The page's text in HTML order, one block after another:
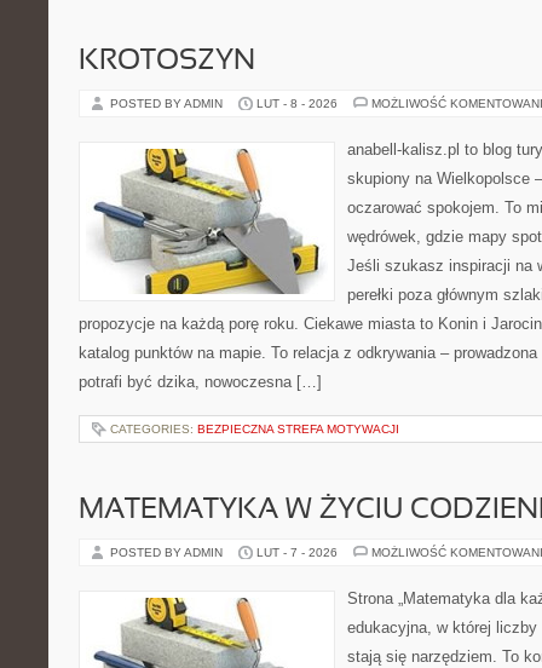
KROTOSZYN
POSTED BY ADMIN LUT - 8 - 2026 MOŻLIWOŚĆ
anabell-kalisz.pl to blog
skupiony na Wielkopolsce
oczarować spokojem. To
wędrówek, gdzie mapy
Jeśli szukasz inspiracji na
perełki poza głównym
propozycje na każdą porę roku. Ciekawe miasta to Konin i
katalog punktów na mapie. To relacja z odkrywania –
potrafi być dzika, nowoczesna […]
CATEGORIES: BEZPIECZNA STREFA MOTYWACJI
MATEMATYKA W ŻYCIU
POSTED BY ADMIN LUT - 7 - 2026 MOŻLIWOŚĆ
Strona „Matematyka dla
edukacyjna, w której
stają się narzędziem. To